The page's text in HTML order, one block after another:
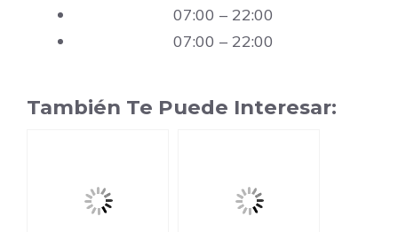
07:00 – 22:00
07:00 – 22:00
También Te Puede Interesar: